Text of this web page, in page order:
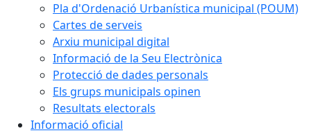
Pla d'Ordenació Urbanística municipal (POUM)
Cartes de serveis
Arxiu municipal digital
Informació de la Seu Electrònica
Protecció de dades personals
Els grups municipals opinen
Resultats electorals
Informació oficial